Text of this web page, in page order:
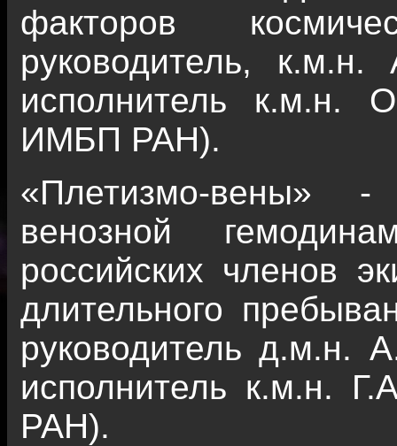
факторов
руководитель,
исполнитель
ИМБП РАН).
«Плетизмо-вены» -
венозной
российских членов
длительного
руководитель д.м.н.
исполнитель к.м.н.
РАН).